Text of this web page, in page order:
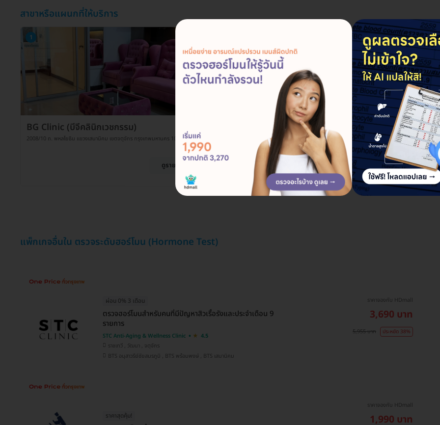
สาขาหรือแผนกที่ให้บริการ
1
BG Clinic (บีจีคลินิกเวชกรรม)
2008/10 ถ. พหลโยธิน แขวงเสนานิคม เขตจตุจักร กรุงเทพมหานคร 10900
ดูรายละเอียด
แพ็กเกจอื่นใน ตรวจระดับฮอร์โมน (Hormone Test)
ผ่อน 0% 3 เดือน
ตรวจฮอร์โมนสำหรับคนที่มีปัญหาสิวเรื้อรังและประจำเดือน 9
รายการ
STC Anti-Aging & Wellness Clinic
4.5
ราชเทวี , วัฒนา , จตุจักร
BTS อนุสาวรีย์ชัยสมรภูมิ , BTS พร้อมพงษ์ , BTS เสนานิคม
ราคาจองกับ HDmall
3,690 บาท
5,955 บาท ประหยัด 38%
ราคาสุดคุ้ม!
ราคาจองกับ HDmall
1,990 บาท